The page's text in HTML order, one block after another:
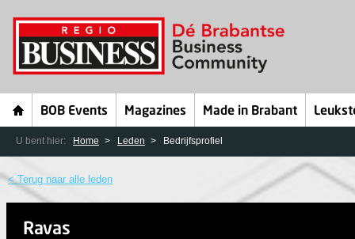
BOB Events Magazines Made in Brabant
U bent hier: Home Leden Bedrijfsprofiel
< Terug naar alle leden
Ravas